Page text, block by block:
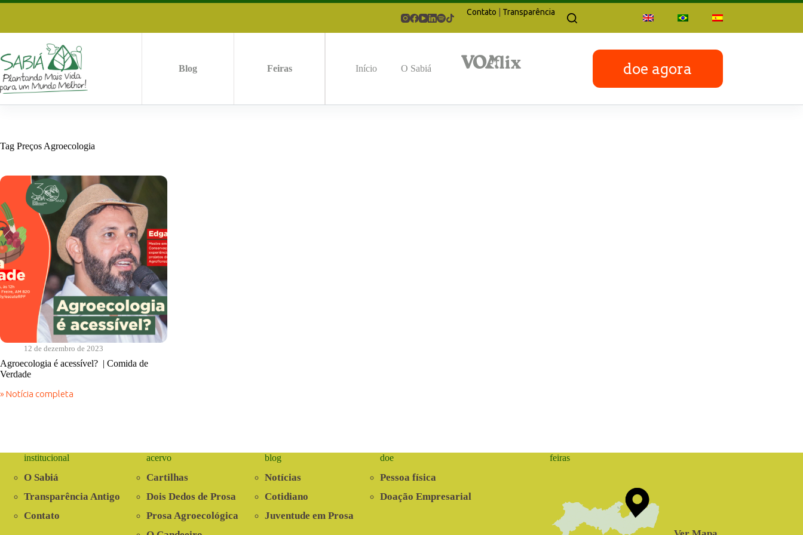
Pular
Contato | Transparência
Blog Feiras Início O Sabiá doe agora
Tag Preços Agroecologia
12 de dezembro de 2023
Agroecologia é acessível? | Comida de
Verdade
» Notícia completa
Agroecologia
Verdadeinstitucional
O Sabiá
Transparência Antigo
Contato
acervo
Cartilhas
Dois Dedos de Prosa
Prosa Agroecológica
blog
Notícias
Cotidiano
Juventude em Prosa
doe
Pessoa física
Doação Empresarial
feiras